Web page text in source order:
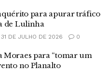
para apurar tráfico
de Lulinha
DE JULHO DE 2026 0
Moraes para “tomar um
no Planalto